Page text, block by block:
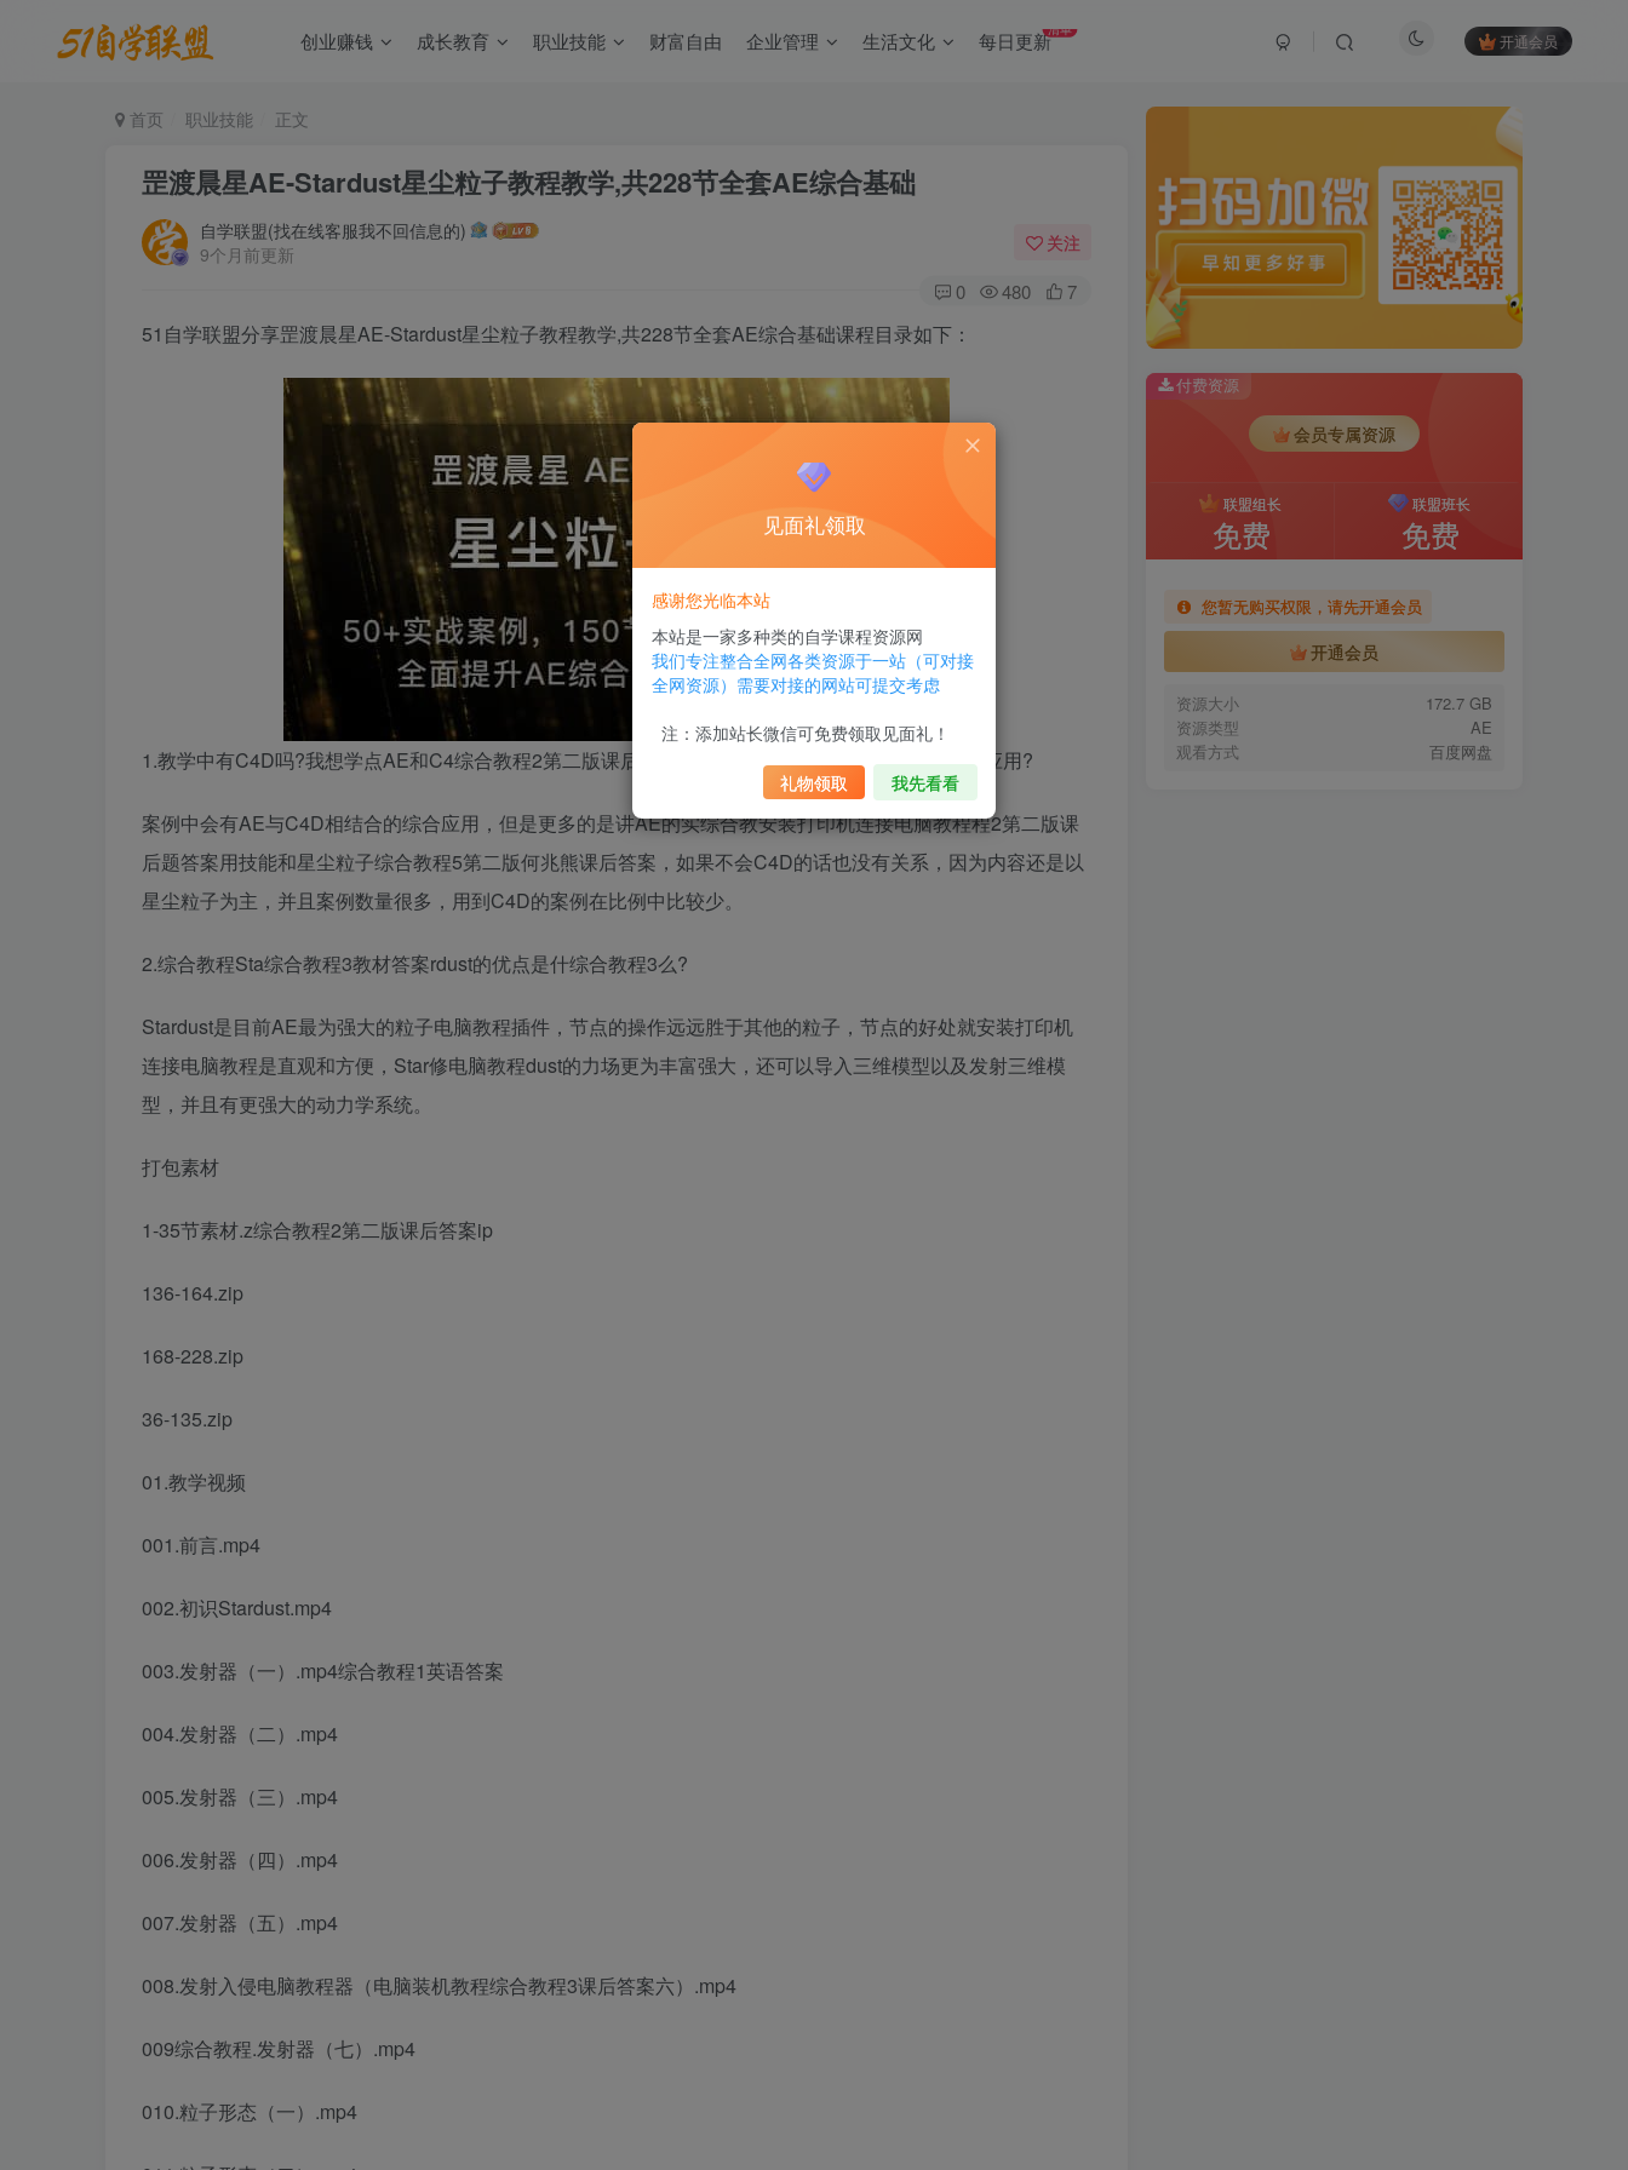
创业赚钱 成长教育 职业技能 财富自由 企业管理 生活文化 每日更新清单
开通会员
首页 职业技能 正文
罡渡晨星AE-Stardust星尘粒子教程教学,共228节全套AE综合基础
自学联盟(找在线客服我不回信息的)
9个月前更新
关注
0 480 7
51自学联盟分享罡渡晨星AE-Stardust星尘粒子教程教学,共228节全套AE综合基础课程目录如下：
1.教学中有C4D吗?我想学点AE和C4综合教程2第二版课后题答案 兄弟打印机连接电脑教程D的综合应用?
案例中会有AE与C4D相结合的综合应用，但是更多的是讲AE的实综合教安装打印机连接电脑教程程2第二版课
后题答案用技能和星尘粒子综合教程5第二版何兆熊课后答案 ，如果不会C4D的话也没有关系，因为内容还是以
星尘粒子为主，并且案例数量很多，用到C4D的案例在比例中比较少。
2.综合教程Sta综合教程3教材答案rdust的优点是什综合教程3么?
Stardust是目前AE最为强大的粒子电脑教程插件，节点的操作远远胜于其他的粒子，节点的好处就安装打印机
连接电脑教程是直观和方便，Star修电脑教程dust的力场更为丰富强大，还可以导入三维模型以及发射三维模
型，并且有更强大的动力学系统。
打包素材
1-35节素材.z综合教程2第二版课后答案ip
136-164.zip
168-228.zip
36-135.zip
01.教学视频
001.前言.mp4
002.初识Stardust.mp4
003.发射器（一）.mp4综合教程1英语答案
004.发射器（二）.mp4
005.发射器（三）.mp4
006.发射器（四）.mp4
007.发射器（五）.mp4
008.发射入侵电脑教程器（电脑装机教程综合教程3课后答案六）.mp4
009综合教程.发射器（七）.mp4
010.粒子形态（一）.mp4
付费资源
会员专属资源
联盟组长
免费
联盟班长
免费
您暂无购买权限，请先开通会员
开通会员
资源大小
172.7 GB
资源类型
AE
观看方式
百度网盘
见面礼领取
感谢您光临本站
本站是一家多种类的自学课程资源网
我们专注整合全网各类资源于一站（可对接
全网资源）需要对接的网站可提交考虑
注：添加站长微信可免费领取见面礼！
礼物领取 我先看看